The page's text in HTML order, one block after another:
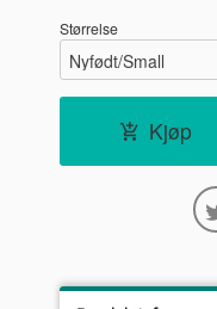
Størrelse
Kjøp